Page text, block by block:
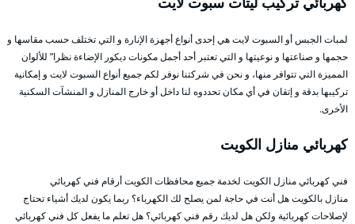
لمبات الجبس أو السبوت لايت هي إحدى أنواع أجهزة الإنارة و التي تختلف حسب مقاسها و
حجمها و صناعتها و نوعيتها و التي تعتبر أحد أجمل مكونات ديكور الإضاءة نظرا” للألوان
المميزة التي تتوافر منها، و نحن في شركتنا نوفر لكم جميع أنواع السبوت لايت و إمكانية
تركيبها بدقة و إتقان في أي مكان تحددوه لنا داخل أو خارج المنازل و المنشآت السكنية
الأخرى.
كهربائي منازل الكويت
فني كهربائي منازل الكويت لخدمة جميع محافظات الكويت أرقام فني كهربائي
منازل بالكويت هل أنت في حاجة لمن يصلح لك الكهرباء؟ ربما يكون لديك أشياء تحتاج
لإصلاحات كهربائية ولكن هل لديك رقم فني كهربائي؟ هل تعلم ما يفعل كل فني كهربائي